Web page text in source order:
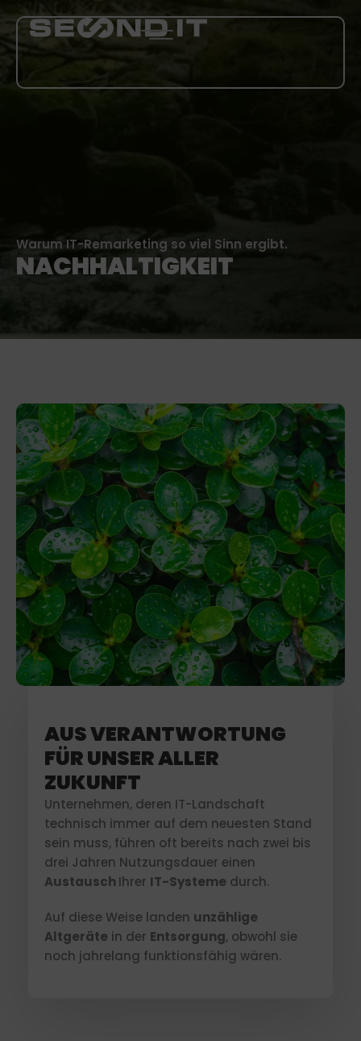
KARRIERE
Warum IT-Remarketing so viel Sinn ergibt.
NACHHALTIGKEIT
AUS VERANTWORTUNG
FÜR UNSER ALLER
ZUKUNFT
Unternehmen, deren IT-Landschaft
technisch immer auf dem neuesten Stand
sein muss, führen oft bereits nach zwei bis
drei Jahren Nutzungsdauer einen
Austausch Ihrer IT-Systeme durch.
Auf diese Weise landen unzählige
Altgeräte in der Entsorgung, obwohl sie
noch jahrelang funktionsfähig wären.